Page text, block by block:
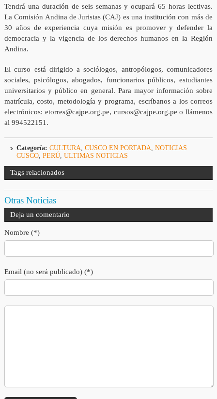
Tendrá una duración de seis semanas y ocupará 65 horas lectivas.
La Comisión Andina de Juristas (CAJ) es una institución con más de
30 años de experiencia cuya misión es promover y defender la
democracia y la vigencia de los derechos humanos en la Región
Andina.
El curso está dirigido a sociólogos, antropólogos, comunicadores
sociales, psicólogos, abogados, funcionarios públicos, estudiantes
universitarios y público en general. Para mayor información sobre
matrícula, costo, metodología y programa, escríbanos a los correos
electrónicos: etorres@cajpe.org.pe, cursos@cajpe.org.pe o llámenos
al 994522151.
Categoría: CULTURA CUSCO EN PORTADA NOTICIAS
CUSCO, PERÚ, ULTIMAS NOTICIAS
Tags relacionados
Otras Noticias
Deja un comentario
Nombre (*)
Email (no será publicado) (*)